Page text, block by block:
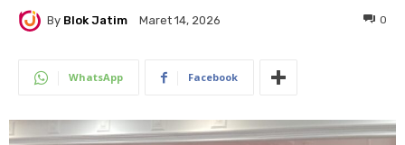
By Blok Jatim Maret 14, 2026 0
WhatsApp Facebook